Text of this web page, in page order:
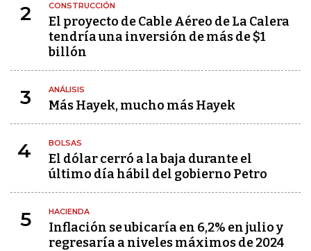
2 CONSTRUCCIÓN
El proyecto de Cable Aéreo de La Calera
tendría una inversión de más de $1
billón
3 ANÁLISIS
Más Hayek, mucho más Hayek
4 BOLSAS
El dólar cerró a la baja durante el
último día hábil del gobierno Petro
5 HACIENDA
Inflación se ubicaría en 6,2% en julio y
regresaría a niveles máximos de 2024